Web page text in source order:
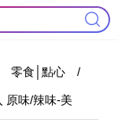
零食│點心 /
原味/辣味-美